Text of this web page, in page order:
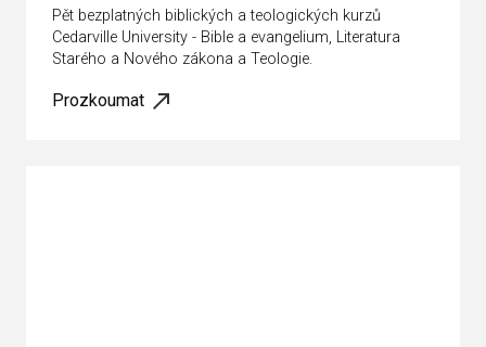
Pět bezplatných biblických a teologických kurzů
Cedarville University - Bible a evangelium, Literatura
Starého a Nového zákona a Teologie.
Prozkoumat